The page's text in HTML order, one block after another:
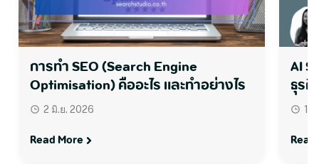
การทำ SEO (Search Engine
Optimisation) คืออะไร และทำอย่างไร
2 มิ.ย. 2026
Read More
AI
ธุร
1